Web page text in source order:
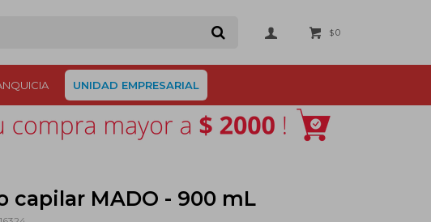
UNIDAD EMPRESARIAL
$0
capilar MADO - 900 mL